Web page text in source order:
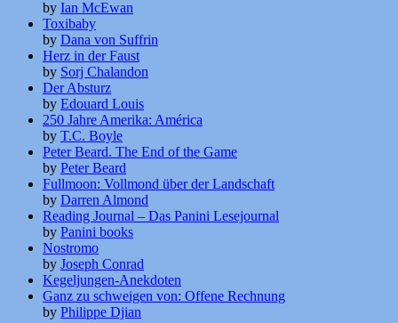
by Ian McEwan
Toxibaby
by Dana von Suffrin
Herz in der Faust
by Sorj Chalandon
Der Absturz
by Edouard Louis
250 Jahre Amerika: América
by T.C. Boyle
Peter Beard. The End of the Game
by Peter Beard
Fullmoon: Vollmond über der Landschaft
by Darren Almond
Reading Journal – Das Panini Lesejournal
by Panini books
Nostromo
by Joseph Conrad
Kegeljungen-Anekdoten
Ganz zu schweigen von: Offene Rechnung
by Philippe Djian